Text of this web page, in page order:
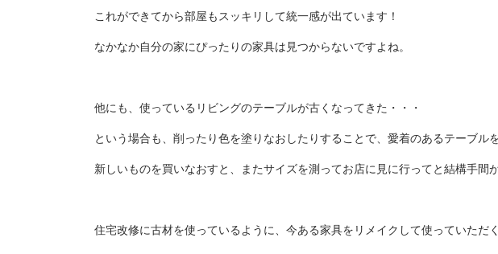
これができてから部屋もスッキリして統一感が出ています！
なかなか自分の家にぴったりの家具は見つからないですよね。
他にも、使っているリビングのテーブルが古くなってきた・・・
という場合も、削ったり色を塗りなおしたりすることで、愛着のあるテーブル
新しいものを買いなおすと、またサイズを測ってお店に見に行ってと結構手間
住宅改修に古材を使っているように、今ある家具をリメイクして使っていただ